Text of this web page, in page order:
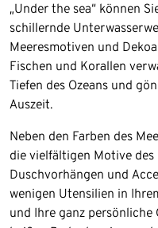
„Under the sea“ können
schillernde
Meeresmotiven und
Fischen und Korallen
Tiefen des Ozeans und
Auszeit.
Neben den Farben des
die vielfältigen Motive
Duschvorhängen und
wenigen Utensilien in
und Ihre ganz persönliche